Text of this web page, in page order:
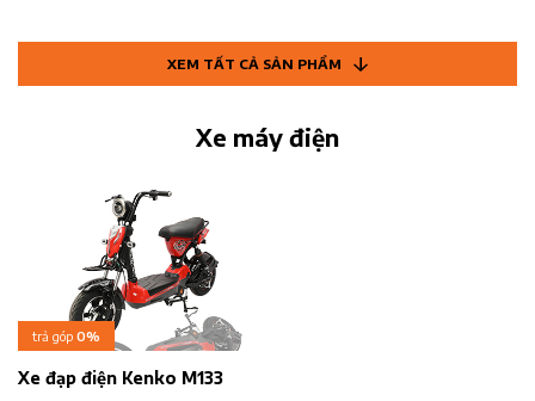
XEM TẤT CẢ SẢN PHẨM
Xe máy điện
trả góp 0%
Xe đạp điện Kenko M133